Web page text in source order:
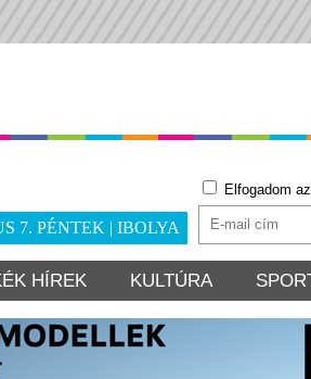
7. PÉNTEK | IBOLYA
Elfogadom az
HÍREK KULTÚRA